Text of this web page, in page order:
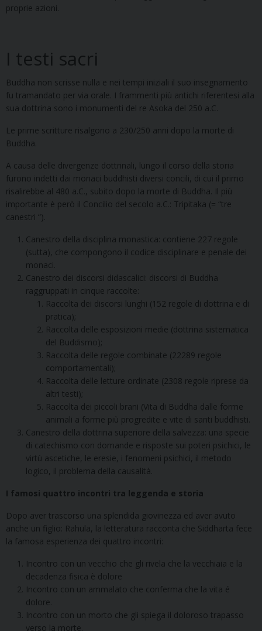
proprie azioni.
I testi sacri
Buddha non scrisse nulla e nei tempi iniziali il suo insegnamento
fu tramandato per via orale. I frammenti più antichi riferentesi alla
sua dottrina sono i monumenti del re Asoka del 250 a.C.
Le prime scritture risalgono a 230/250 anni dopo la morte di
Buddha.
A causa delle divergenze dottrinali, lungo il corso della storia
furono indetti dai monaci buddhisti diversi concili, di cui il primo
risalirebbe al 480 a.C., subito dopo la morte di Buddha. Il più
importante è però il Concilio del secolo a.C.: Tripitaka (= “tre
canestri “).
Canestro della disciplina monastica: contiene 227 regole
(sutta), che compongono il codice disciplinare e penale dei
monaci.
Canestro dei discorsi didascalici: discorsi di Buddha
raggruppati in cinque raccolte:
Raccolta dei discorsi lunghi (152 regole di dottrina e di
pratica);
Raccolta delle esposizioni medie (dottrina sistematica
del Buddismo);
Raccolta delle regole combinate (22289 regole
comportamentali);
Raccolta delle letture ordinate (2308 regole riprese da
altri testi);
Raccolta dei piccoli brani (Vita di Buddha dalle forme
animali a forme più progredite e vite di santi buddhisti.
Canestro della dottrina superiore della salvezza: una specie
di catechismo con domande e risposte sui poteri psichici, le
virtù ascetiche, le eresie, i fenomeni psichici, il metodo
logico, il problema della causalità.
I famosi quattro incontri tra leggenda e storia
Dopo aver trascorso una splendida giovinezza ed aver avuto
anche un figlio: Rahula, la letteratura racconta che Siddharta fece
la famosa esperienza dei quattro incontri:
Incontro con un vecchio che gli rivela che la vecchiaia e la
decadenza fisica è dolore
Incontro con un ammalato che conferma che la vita é
dolore.
Incontro con un morto che gli spiega il doloroso trapasso
verso la morte.